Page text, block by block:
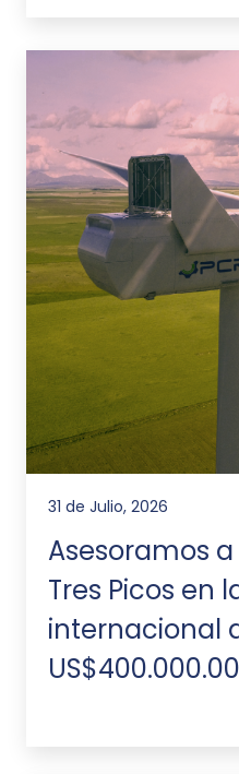
31 de Julio, 2026
Asesoramos a
Tres Picos en
internacional